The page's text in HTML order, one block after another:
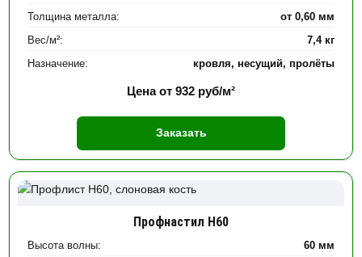
Толщина металла:
от 0,60 мм
Вес/м²:
7,4 кг
Назначение:
кровля, несущий, пролёты
Цена от 932 руб/м²
Заказать
Профнастил Н60
Высота волны:
60 мм